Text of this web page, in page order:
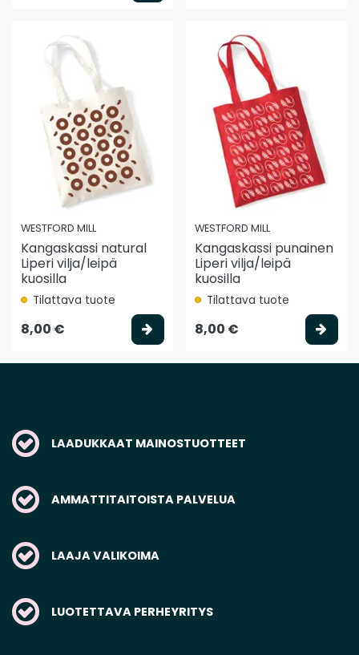
WESTFORD MILL
Kangaskassi natural
Liperi vilja/leipä
kuosilla
Tilattava tuote
8,00 € Valitse vaihtoehto
WESTFORD MILL
Kangaskassi punainen
Liperi vilja/leipä
kuosilla
Tilattava tuote
8,00 €
LAADUKKAAT MAINOSTUOTTEET
AMMATTITAITOISTA PALVELUA
LAAJA VALIKOIMA
LUOTETTAVA PERHEYRITYS